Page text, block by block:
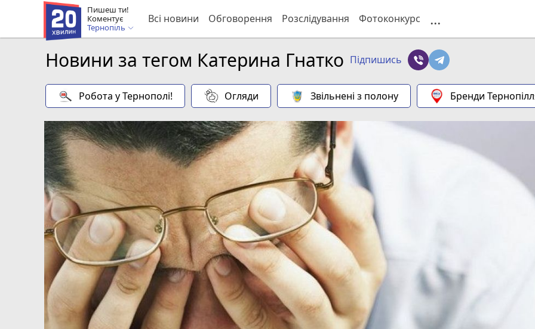
Пишеш ти!
Коментує
Тернопіль
Всі новини Обговорення Розслідування Фотоконкурс ...
Новини за тегом Катерина Гнатко Підпишись
Робота у Тернополі! Огляди Звільнені з полону Бренди